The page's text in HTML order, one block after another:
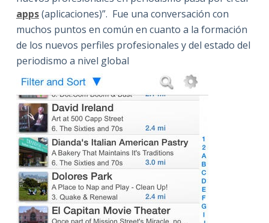
apps(aplicaciones)”. Fue una conversación con
muchos puntos en común en cuanto a la formación
de los nuevos perfiles profesionales y del estado del
periodismo a nivel global